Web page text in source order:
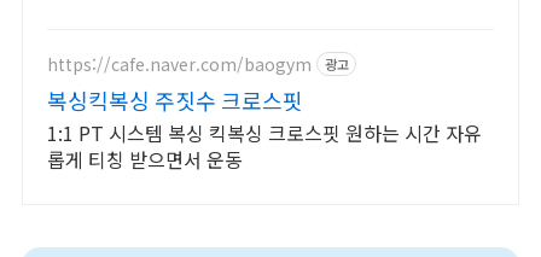
https://cafe.naver.com/baogym 광고
복싱킥복싱 주짓수 크로스핏
1:1 PT 시스템 복싱 킥복싱 크로스핏 원하는 시간 자유
롭게 티칭 받으면서 운동